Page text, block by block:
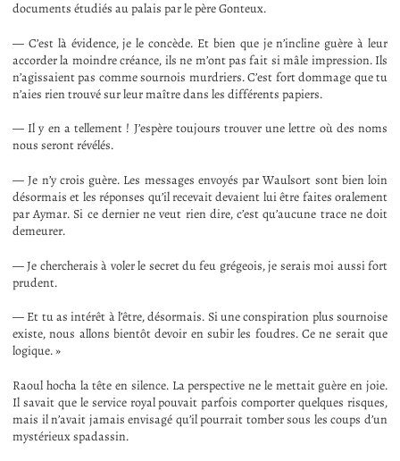
documents étudiés au palais par le père Gonteux.
— C’est là évidence, je le concède. Et bien que je n’incline guère à leur
accorder la moindre créance, ils ne m’ont pas fait si mâle impression. Ils
n’agissaient pas comme sournois murdriers. C’est fort dommage que tu
n’aies rien trouvé sur leur maître dans les différents papiers.
— Il y en a tellement ! J’espère toujours trouver une lettre où des noms
nous seront révélés.
— Je n’y crois guère. Les messages envoyés par Waulsort sont bien loin
désormais et les réponses qu’il recevait devaient lui être faites oralement
par Aymar. Si ce dernier ne veut rien dire, c’est qu’aucune trace ne doit
demeurer.
— Je chercherais à voler le secret du feu grégeois, je serais moi aussi fort
prudent.
— Et tu as intérêt à l’être, désormais. Si une conspiration plus sournoise
existe, nous allons bientôt devoir en subir les foudres. Ce ne serait que
logique. »
Raoul hocha la tête en silence. La perspective ne le mettait guère en joie.
Il savait que le service royal pouvait parfois comporter quelques risques,
mais il n’avait jamais envisagé qu’il pourrait tomber sous les coups d’un
mystérieux spadassin.